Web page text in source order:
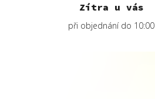
Zítra u vás
při objednání do 10:00